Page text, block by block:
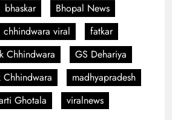
bhaskar
Bhopal News
chhindwara viral
fatkar
Chhindwara
GS Dehariya
Chhindwara
madhyapradesh
Ghotala
viralnews